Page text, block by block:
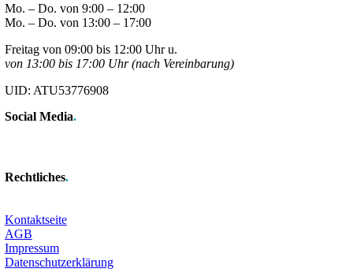
Mo. – Do. von 9:00 – 12:00
Mo. – Do. von 13:00 – 17:00
Freitag von 09:00 bis 12:00 Uhr u.
von 13:00 bis 17:00 Uhr (nach Vereinbarung)
UID: ATU53776908
Social Media.
Rechtliches.
Kontaktseite
AGB
Impressum
Datenschutzerklärung